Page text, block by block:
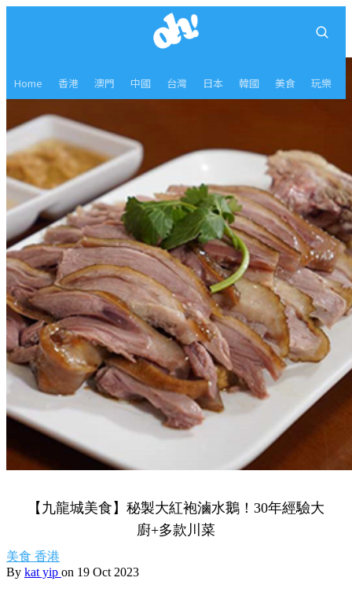
Home 香港 澳門 中國 台灣 日本 韓國 美食 玩樂
【九龍城美食】秘製大紅袍滷水鵝！30年經驗大
廚+多款川菜
美食 香港
By kat yip on 19 Oct 2023